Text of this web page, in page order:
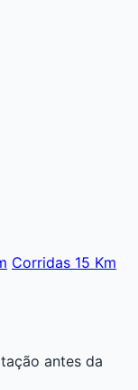
Corridas 15 Km
antes da